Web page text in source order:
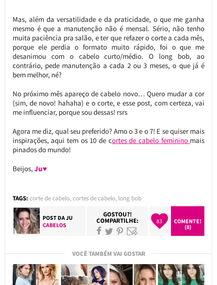
Mas, além da versatilidade e da praticidade, o que me ganha
mesmo é que a manutenção não é mensal. Sério, não tenho
muita paciência pra salão, e ter que refazer o corte a cada mês,
porque ele perdia o formato muito rápido, foi o que me
desanimou com o cabelo curto/médio. O long bob, ao
contrário, pede manutenção a cada 2 ou 3 meses, o que já é
bem melhor, né?
No próximo mês apareço de cabelo novo… Quero mudar a cor
(sim, de novo! hahaha) e o corte, e esse post, com certeza, vai
me influenciar, porque sou dessas! rsrs
Agora me diz, qual seu preferido? Amo o 3 e o 7! E se quiser mais
inspirações, aqui tem os 10 de cortes de cabelo feminino mais
pinados do mundo!
Beijos, Ju♥
TAGS: corte de cabelo,cortes de cabelo, long bob
POST DAJU
CABELOS
GOSTOU?!
COMPARTILHE: 83
COMENTE!
(8)
VOCÊ TAMBÉM VAI GOSTAR